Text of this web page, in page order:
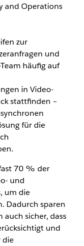
and Operations
zur
und
häufig auf
in Video-
stattfinden –
für die
70 % der
und
um die
Dadurch sparen
sicher, dass
und
die